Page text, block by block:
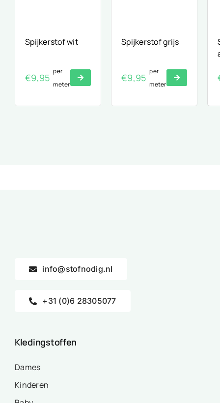
Spijkerstof wit
€9,95
per
meter
Spijkerstof grijs
€9,95
per
meter
info@stofnodig.nl
+31 (0)6 28305077
Kledingstoffen
Dames
Kinderen